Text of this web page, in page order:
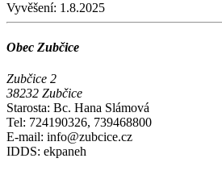
Vyvěšení: 1.8.2025
Obec Zubčice
Zubčice 2
38232 Zubčice
Starosta: Bc. Hana Slámová
Tel: 724190326, 739468800
E-mail: info@zubcice.cz
IDDS: ekpaneh